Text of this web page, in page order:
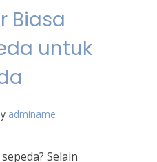
Biasa
untuk
adminame
Selain